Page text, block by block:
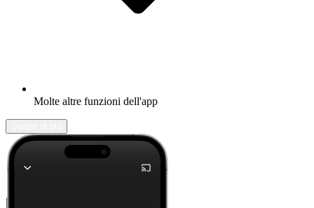
Molte altre funzioni dell'app